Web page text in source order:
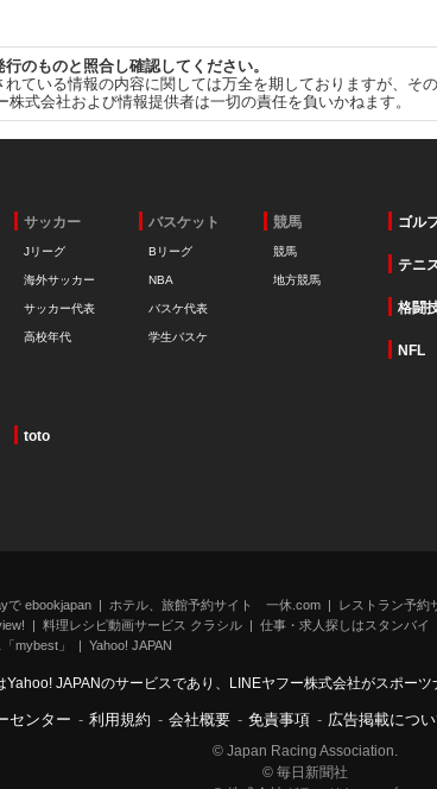
行のものと照合し確認してください。
ている情報の内容に関しては万全を期しておりますが、
式会社および情報提供者は一切の責任を負いかねます。
サッカー
Jリーグ
海外サッカー
サッカー代表
高校年代
バスケット
Bリーグ
NBA
バスケ代表
学生バスケ
競馬
競馬
地方競馬
ゴル
テニ
格闘
NFL
toto
で ebookjapan
ホテル、旅館予約サイト 一休.com
レストラン予
料理レシピ動画サービス クラシル 仕事・求人探しはスタンバイ
mybest」
Yahoo! JAPAN
Yahoo! JAPANのサービスであり、LINEヤフー株式会社がスポーツ
センター - 利用規約 - 会社概要 - 免責事項 - 広告掲載につ
© Japan Racing Association.
© 毎日新聞社